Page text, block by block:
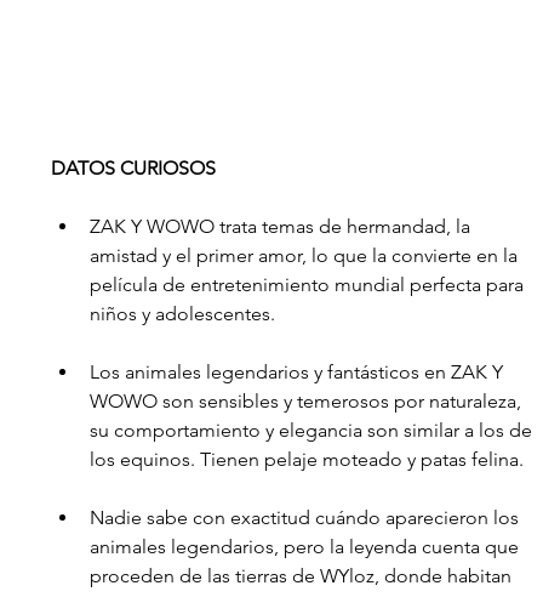
DATOS CURIOSOS
ZAK Y WOWO trata temas de hermandad, la
amistad y el primer amor, lo que la convierte en la
película de entretenimiento mundial perfecta para
niños y adolescentes.
Los animales legendarios y fantásticos en ZAK Y
WOWO son sensibles y temerosos por naturaleza,
su comportamiento y elegancia son similar a los de
los equinos. Tienen pelaje moteado y patas felina.
Nadie sabe con exactitud cuándo aparecieron los
animales legendarios, pero la leyenda cuenta que
proceden de las tierras de WYloz, donde habitan